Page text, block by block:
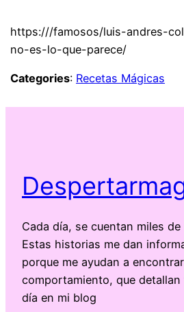
https:///famosos/luis-andres-
no-es-lo-que-parece/
Categories: Recetas Mágicas
Cada día, se cuentan miles
Estas historias me dan
porque me ayudan a
comportamiento, que
día en mi blog